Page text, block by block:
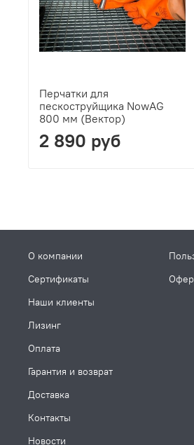
Перчатки для
пескоструйщика NowAG
800 мм (Вектор)
2 890 руб
О компании
Сертификаты
Наши клиенты
Лизинг
Оплата
Гарантия и возврат
Доставка
Контакты
Новости